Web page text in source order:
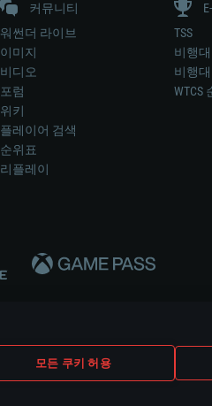
모든 쿠키 허용
커뮤니티
워썬더 라이브
이미지
비디오
포럼
위키
플레이어 검색
순위표
리플레이
TSS
비행
비행대
WTCS
니다..